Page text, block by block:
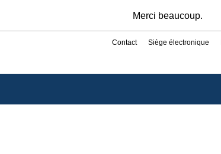
Merci beaucoup.
Contact Siège électronique